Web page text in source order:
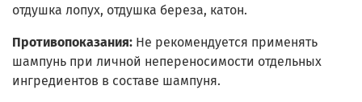
отдушка лопух, отдушка береза, катон.
Противопоказания: Не рекомендуется применять
шампунь при личной непереносимости отдельных
ингредиентов в составе шампуня.